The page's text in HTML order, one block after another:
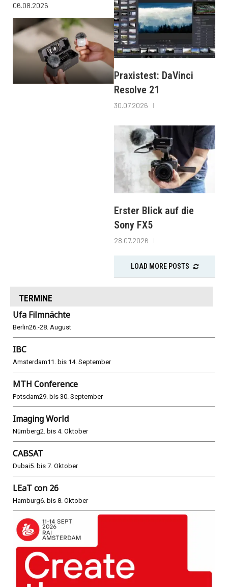
06.08.2026
Praxistest: DaVinci
Resolve 21
30.07.2026
Erster Blick auf die
Sony FX5
28.07.2026
LOAD MORE POSTS
TERMINE
Ufa Filmnächte
Berlin26.-28. August
IBC
Amsterdam11. bis 14. September
MTH Conference
Potsdam29. bis 30. September
Imaging World
Nürnberg2. bis 4. Oktober
CABSAT
Dubai5. bis 7. Oktober
LEaT con 26
Hamburg6. bis 8. Oktober